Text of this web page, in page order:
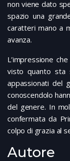
non viene dato
spazio una
caratteri mano a
avanza.
L’impressione
visto quanto sta
appassionati del
conoscendolo
del genere. In
confermata da
colpo di grazia al
Autore